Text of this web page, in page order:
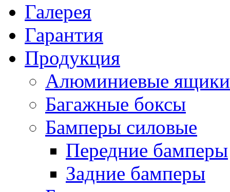
Галерея
Гарантия
Продукция
Алюминиевые ящики
Багажные боксы
Бамперы силовые
Передние бамперы
Задние бамперы